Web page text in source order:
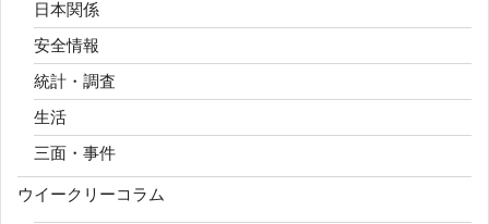
日本関係
安全情報
統計・調査
生活
三面・事件
ウイークリーコラム